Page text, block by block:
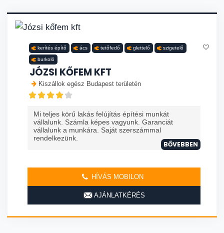
kerítés építő ács tetőfedő glettelő szigetelő
burkoló
JÓZSI KŐFEM KFT
Kiszállok egész Budapest területén
Mi teljes körű lakás felújítás építési munkát
vállalunk. Számla képes vagyunk. Garanciát
vállalunk a munkára. Saját szerszámmal
rendelkezünk.
BŐVEBBEN
HÍVÁS MOBILON
AJÁNLATKÉRÉS